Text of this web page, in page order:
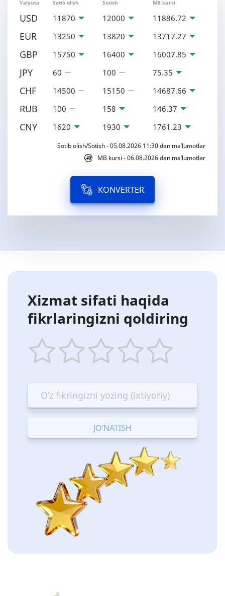
Valyuta Sotib olish Sotish MB kursi
USD 11870 12000 11886.72
EUR 13250 13820 13717.27
GBP 15750 16400 16007.85
JPY 60 100 75.35
CHF 14500 15150 14687.66
RUB 100 158 146.37
CNY 1620 1930 1761.23
Sotib olish/Sotish - 05.08.2026 11:30 dan ma’lumotlar
MB kursi - 06.08.2026 dan ma’lumotlar
KONVERTER
Xizmat sifati haqida
fikrlaringizni qoldiring
star
Terrible
stars
—
Bad
stars
—
OK
stars
—
Good
stars
—
Excellent